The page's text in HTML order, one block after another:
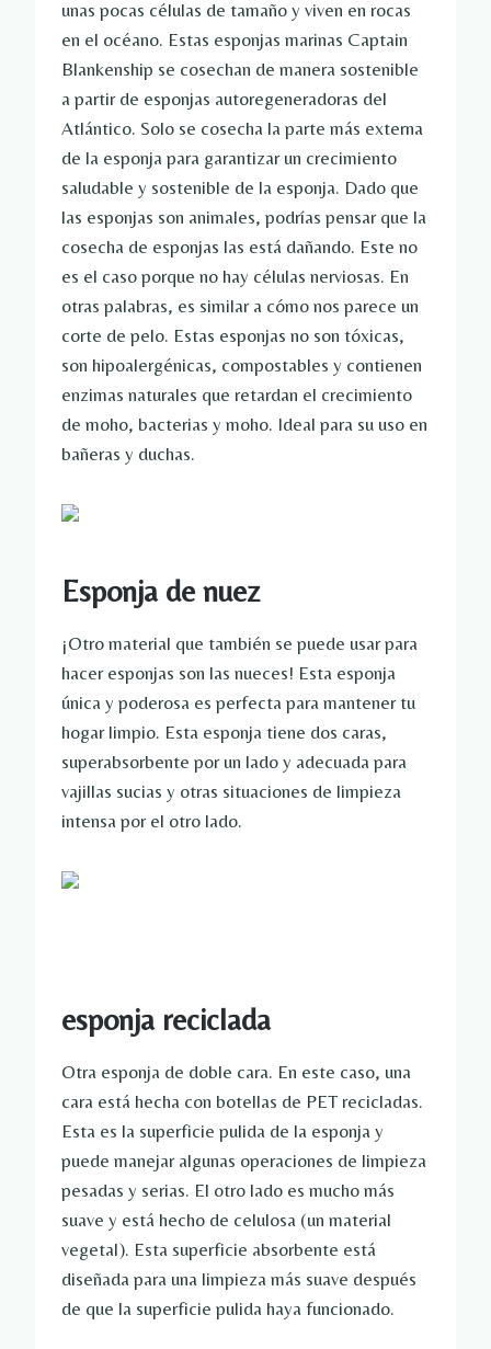
unas pocas células de tamaño y viven en rocas
en el océano. Estas esponjas marinas Captain
Blankenship se cosechan de manera sostenible
a partir de esponjas autoregeneradoras del
Atlántico. Solo se cosecha la parte más externa
de la esponja para garantizar un crecimiento
saludable y sostenible de la esponja. Dado que
las esponjas son animales, podrías pensar que la
cosecha de esponjas las está dañando. Este no
es el caso porque no hay células nerviosas. En
otras palabras, es similar a cómo nos parece un
corte de pelo. Estas esponjas no son tóxicas,
son hipoalergénicas, compostables y contienen
enzimas naturales que retardan el crecimiento
de moho, bacterias y moho. Ideal para su uso en
bañeras y duchas.
Esponja de nuez
¡Otro material que también se puede usar para
hacer esponjas son las nueces! Esta esponja
única y poderosa es perfecta para mantener tu
hogar limpio. Esta esponja tiene dos caras,
superabsorbente por un lado y adecuada para
vajillas sucias y otras situaciones de limpieza
intensa por el otro lado.
esponja reciclada
Otra esponja de doble cara. En este caso, una
cara está hecha con botellas de PET recicladas.
Esta es la superficie pulida de la esponja y
puede manejar algunas operaciones de limpieza
pesadas y serias. El otro lado es mucho más
suave y está hecho de celulosa (un material
vegetal). Esta superficie absorbente está
diseñada para una limpieza más suave después
de que la superficie pulida haya funcionado.